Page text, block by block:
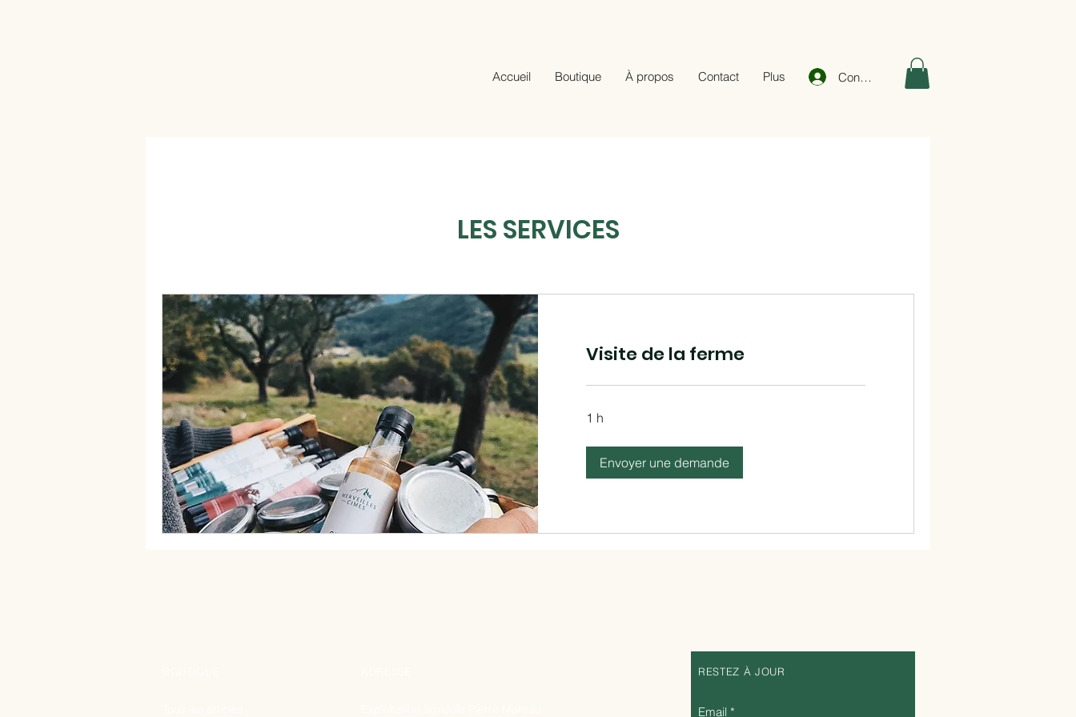
Accueil Boutique À propos Contact Plus Connexion
LES SERVICES
Visite de la ferme
1 h
Envoyer une demande
RESTEZ À JOUR
Email